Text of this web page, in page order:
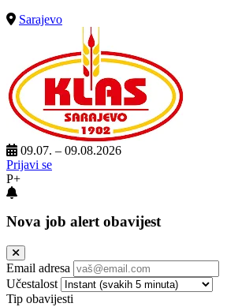
Sarajevo
09.07. – 09.08.2026
Prijavi se
P+
Nova job alert obavijest
Email adresa
Učestalost
Tip obavijesti